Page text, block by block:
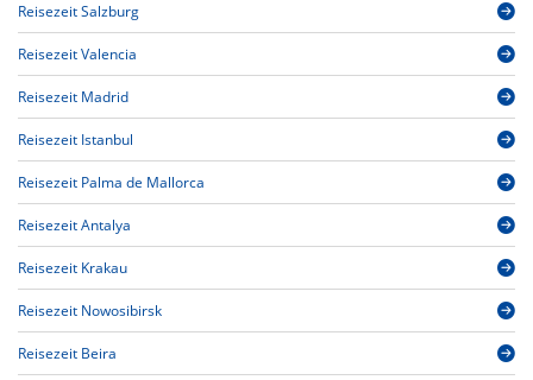
Reisezeit Salzburg
Reisezeit Valencia
Reisezeit Madrid
Reisezeit Istanbul
Reisezeit Palma de Mallorca
Reisezeit Antalya
Reisezeit Krakau
Reisezeit Nowosibirsk
Reisezeit Beira